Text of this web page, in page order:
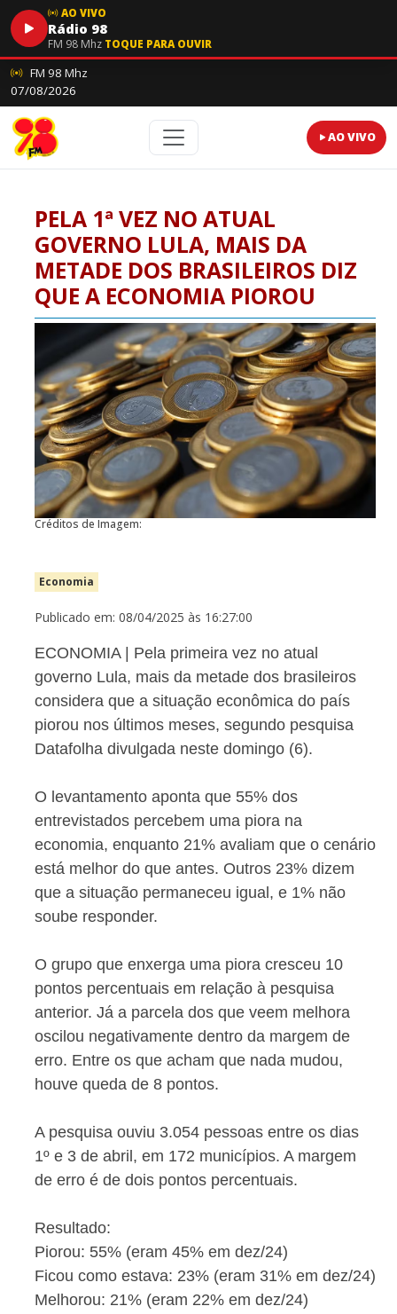
AO VIVO
Rádio 98
FM 98 Mhz TOQUE PARA OUVIR
FM 98 Mhz
07/08/2026
AO VIVO
PELA 1ª VEZ NO ATUAL
GOVERNO LULA, MAIS DA
METADE DOS BRASILEIROS DIZ
QUE A ECONOMIA PIOROU
Créditos de Imagem:
Economia
Publicado em: 08/04/2025 às 16:27:00
ECONOMIA | Pela primeira vez no atual
governo Lula, mais da metade dos brasileiros
considera que a situação econômica do país
piorou nos últimos meses, segundo pesquisa
Datafolha divulgada neste domingo (6).
O levantamento aponta que 55% dos
entrevistados percebem uma piora na
economia, enquanto 21% avaliam que o cenário
está melhor do que antes. Outros 23% dizem
que a situação permaneceu igual, e 1% não
soube responder.
O grupo que enxerga uma piora cresceu 10
pontos percentuais em relação à pesquisa
anterior. Já a parcela dos que veem melhora
oscilou negativamente dentro da margem de
erro. Entre os que acham que nada mudou,
houve queda de 8 pontos.
A pesquisa ouviu 3.054 pessoas entre os dias
1º e 3 de abril, em 172 municípios. A margem
de erro é de dois pontos percentuais.
Resultado:
Piorou: 55% (eram 45% em dez/24)
Ficou como estava: 23% (eram 31% em dez/24)
Melhorou: 21% (eram 22% em dez/24)